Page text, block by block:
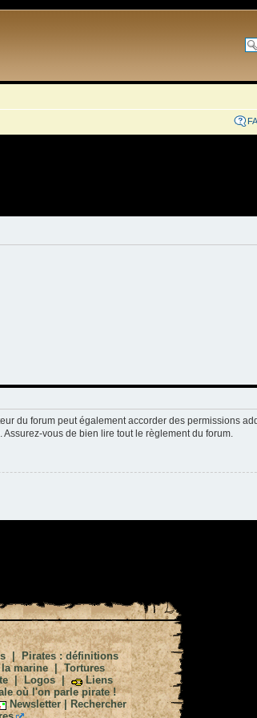
du forum peut également accorder des permissions
vous de bien lire tout le règlement du forum.
|Pirates : définitions
marine|Tortures
|Logos|
Liens
où l'on parle pirate !
Newsletter| Rechercher